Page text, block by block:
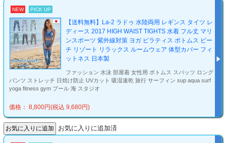
NEW PICK UP
【送料無料】La-2 ラドゥ 水陸両用 レギンス タイツ レ
ディース 2017 HIGH WAIST TIGHTS 水着 フル丈 マリ
ンスポーツ 紫外線対策 ヨガ ピラティス ボトムス ビー
チ リゾート リラックス ルームウェア 体型カバー フィ
ットネス 日本製
ファッション 水泳 部屋着 女性用 ボトムス スパッツ ロング
パンツ ストレッチ 日焼け防止 UVカット 吸湿速乾 旅行 サーフィン sup aqua surf
yoga fitness gym プール 海 スタジオ
価格： 8,800円(税込 9,680円)
お気に入りに追加済